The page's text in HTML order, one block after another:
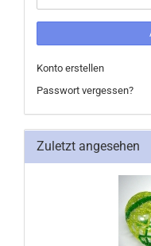
Konto erstellen
Passwort vergessen?
Zuletzt angesehen